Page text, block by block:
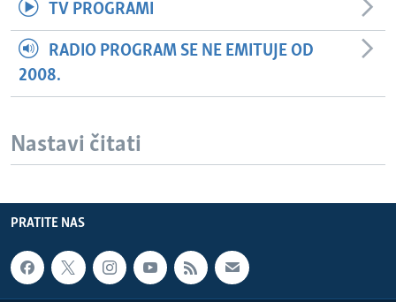
TV PROGRAMI
RADIO PROGRAM SE NE EMITUJE OD
2008.
Nastavi čitati
PRATITE NAS